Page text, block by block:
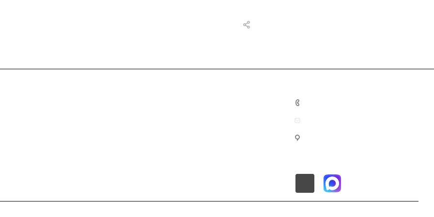
Энергетическое обследование